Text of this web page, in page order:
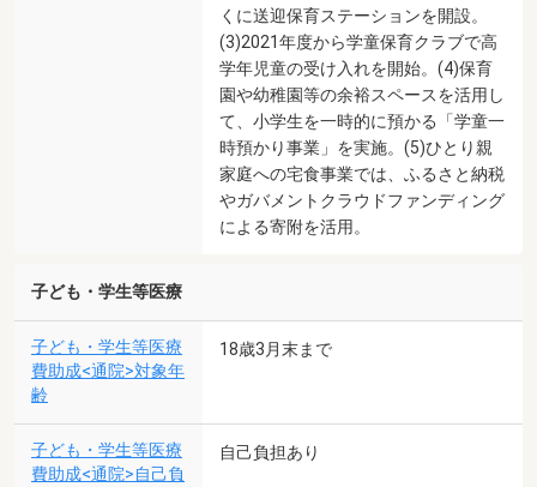
くに送迎保育ステーションを開設。
(3)2021年度から学童保育クラブで高
学年児童の受け入れを開始。(4)保育
園や幼稚園等の余裕スペースを活用し
て、小学生を一時的に預かる「学童一
時預かり事業」を実施。(5)ひとり親
家庭への宅食事業では、ふるさと納税
やガバメントクラウドファンディング
による寄附を活用。
子ども・学生等医療
子ども・学生等医療
費助成<通院>対象年
齢
18歳3月末まで
子ども・学生等医療
費助成<通院>自己負
自己負担あり